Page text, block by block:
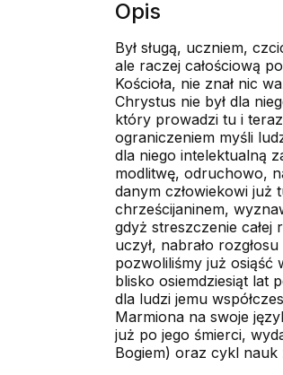
Opis
Był sługą, uczniem,
ale raczej całościową
Kościoła, nie znał nic
Chrystus nie był dla
który prowadzi tu i teraz
ograniczeniem myśli
dla niego intelektualną
modlitwę, odruchowo,
danym człowiekowi już
chrześcijaninem,
gdyż streszczenie całej
uczył, nabrało
pozwoliliśmy już osiąść
blisko osiemdziesiąt lat
dla ludzi jemu
Marmiona na swoje
już po jego śmierci,
Bogiem) oraz cykl nauk